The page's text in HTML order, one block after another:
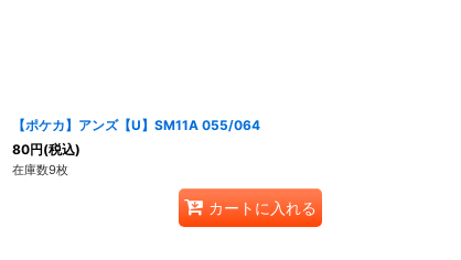
【ポケカ】アンズ【U】SM11A 055/064
80円(税込)
在庫数9枚
カートに入れる